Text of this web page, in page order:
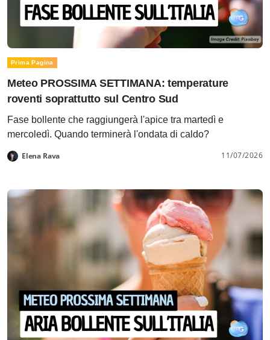
Prima Pagina
Meteo PROSSIMA SETTIMANA: temperature
roventi soprattutto sul Centro Sud
Fase bollente che raggiungerà l'apice tra martedì e
mercoledì. Quando terminerà l'ondata di caldo?
Elena Rava 11/07/2026